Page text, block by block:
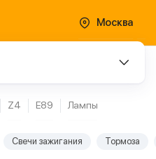
Москва
Z4 E89 Лампы
Свечи зажигания Тормоза